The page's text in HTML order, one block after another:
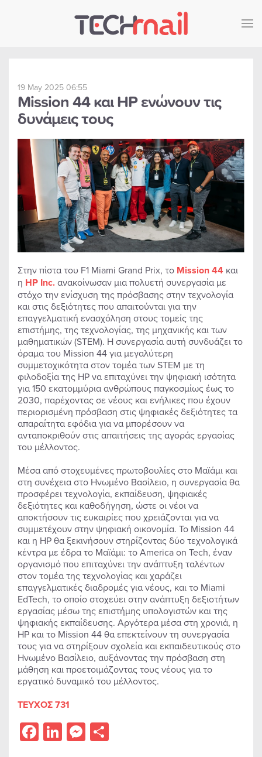
Skip to main content
19 May 2025 06:55
Mission 44 και HP ενώνουν τις
δυνάμεις τους
Στην πίστα του F1 Miami Grand Prix, το Mission44 και
η HP Inc.ανακοίνωσαν μια πολυετή συνεργασία με
στόχο την ενίσχυση της πρόσβασης στην τεχνολογία
και στις δεξιότητες που απαιτούνται για την
επαγγελματική ενασχόληση στους τομείς της
επιστήμης, της τεχνολογίας, της μηχανικής και των
μαθηματικών (STEM). Η συνεργασία αυτή συνδυάζει το
όραμα του Mission 44 για μεγαλύτερη
συμμετοχικότητα στον τομέα των STEM με τη
φιλοδοξία της HP να επιταχύνει την ψηφιακή ισότητα
για 150 εκατομμύρια ανθρώπους παγκοσμίως έως το
2030, παρέχοντας σε νέους και ενήλικες που έχουν
περιορισμένη πρόσβαση στις ψηφιακές δεξιότητες τα
απαραίτητα εφόδια για να μπορέσουν να
ανταποκριθούν στις απαιτήσεις της αγοράς εργασίας
του μέλλοντος.
Μέσα από στοχευμένες πρωτοβουλίες στο Μαϊάμι και
στη συνέχεια στο Ηνωμένο Βασίλειο, η συνεργασία θα
προσφέρει τεχνολογία, εκπαίδευση, ψηφιακές
δεξιότητες και καθοδήγηση, ώστε οι νέοι να
αποκτήσουν τις ευκαιρίες που χρειάζονται για να
συμμετέχουν στην ψηφιακή οικονομία. Το Mission 44
και η HP θα ξεκινήσουν στηρίζοντας δύο τεχνολογικά
κέντρα με έδρα το Μαϊάμι: το America on Tech, έναν
οργανισμό που επιταχύνει την ανάπτυξη ταλέντων
στον τομέα της τεχνολογίας και χαράζει
επαγγελματικές διαδρομές για νέους, και το Miami
EdTech, το οποίο στοχεύει στην ανάπτυξη δεξιοτήτων
εργασίας μέσω της επιστήμης υπολογιστών και της
ψηφιακής εκπαίδευσης. Αργότερα μέσα στη χρονιά, η
HP και το Mission 44 θα επεκτείνουν τη συνεργασία
τους για να στηρίξουν σχολεία και εκπαιδευτικούς στο
Ηνωμένο Βασίλειο, αυξάνοντας την πρόσβαση στη
μάθηση και προετοιμάζοντας τους νέους για το
εργατικό δυναμικό του μέλλοντος.
ΤΕΥΧΟΣ 731
Facebook
LinkedIn
Messenger